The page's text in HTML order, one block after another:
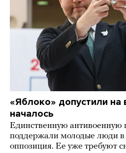
«Яблоко» допустили на
началось
Единственную антивоенную
поддержали молодые люди в
оппозиция. Ее уже требуют